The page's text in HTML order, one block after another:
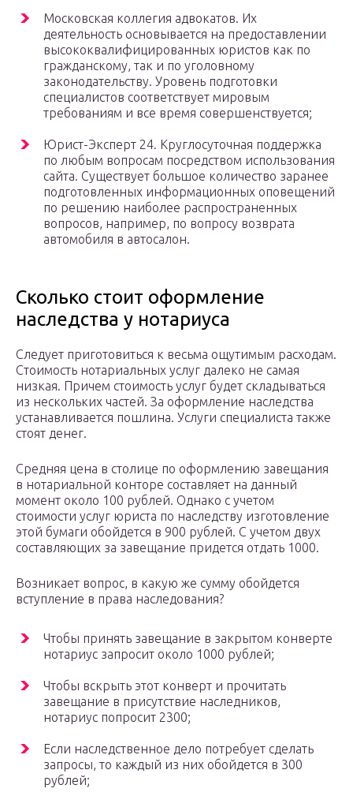
Московская коллегия адвокатов. Их
деятельность основывается на предоставлении
высококвалифицированных юристов как по
гражданскому, так и по уголовному
законодательству. Уровень подготовки
специалистов соответствует мировым
требованиям и все время совершенствуется;
Юрист-Эксперт 24. Круглосуточная поддержка
по любым вопросам посредством использования
сайта. Существует большое количество заранее
подготовленных информационных оповещений
по решению наиболее распространенных
вопросов, например, по вопросу возврата
автомобиля в автосалон.
Сколько стоит оформление
наследства у нотариуса
Следует приготовиться к весьма ощутимым расходам.
Стоимость нотариальных услуг далеко не самая
низкая. Причем стоимость услуг будет складываться
из нескольких частей. За оформление наследства
устанавливается пошлина. Услуги специалиста также
стоят денег.
Средняя цена в столице по оформлению завещания
в нотариальной конторе составляет на данный
момент около 100 рублей. Однако с учетом
стоимости услуг юриста по наследству изготовление
этой бумаги обойдется в 900 рублей. С учетом двух
составляющих за завещание придется отдать 1000.
Возникает вопрос, в какую же сумму обойдется
вступление в права наследования?
Чтобы принять завещание в закрытом конверте
нотариус запросит около 1000 рублей;
Чтобы вскрыть этот конверт и прочитать
завещание в присутствие наследников,
нотариус попросит 2300;
Если наследственное дело потребует сделать
запросы, то каждый из них обойдется в 300
рублей;